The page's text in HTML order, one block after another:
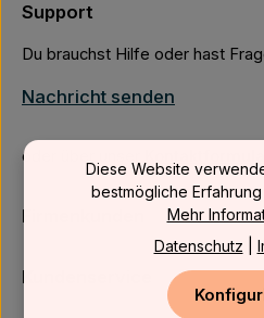
Support
Du brauchst Hilfe oder hast
Nachricht senden
oder über unser
Firmenkunden
Kundenservice
Diese Website
bestmögliche
Mehr
Datenschutz